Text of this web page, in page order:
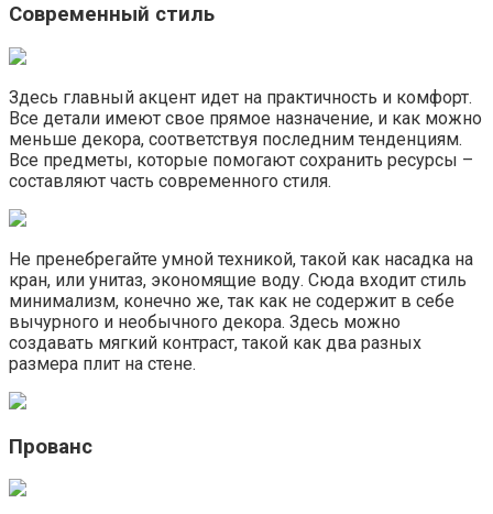
Современный стиль
Здесь главный акцент идет на практичность и комфорт.
Все детали имеют свое прямое назначение, и как можно
меньше декора, соответствуя последним тенденциям.
Все предметы, которые помогают сохранить ресурсы –
составляют часть современного стиля.
Не пренебрегайте умной техникой, такой как насадка на
кран, или унитаз, экономящие воду. Сюда входит стиль
минимализм, конечно же, так как не содержит в себе
вычурного и необычного декора. Здесь можно
создавать мягкий контраст, такой как два разных
размера плит на стене.
Прованс